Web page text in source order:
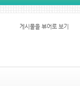
게시물을 뷰어로 보기